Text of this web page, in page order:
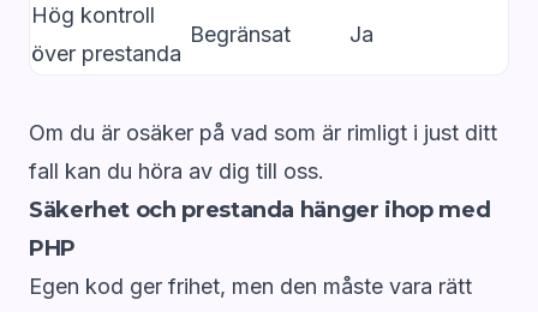
Hög kontroll
över prestanda
Begränsat Ja
Om du är osäker på vad som är rimligt i just ditt
fall kan du höra av dig till oss.
Säkerhet och prestanda hänger ihop med
PHP
Egen kod ger frihet, men den måste vara rätt